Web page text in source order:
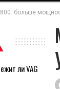
больше
ли VAG